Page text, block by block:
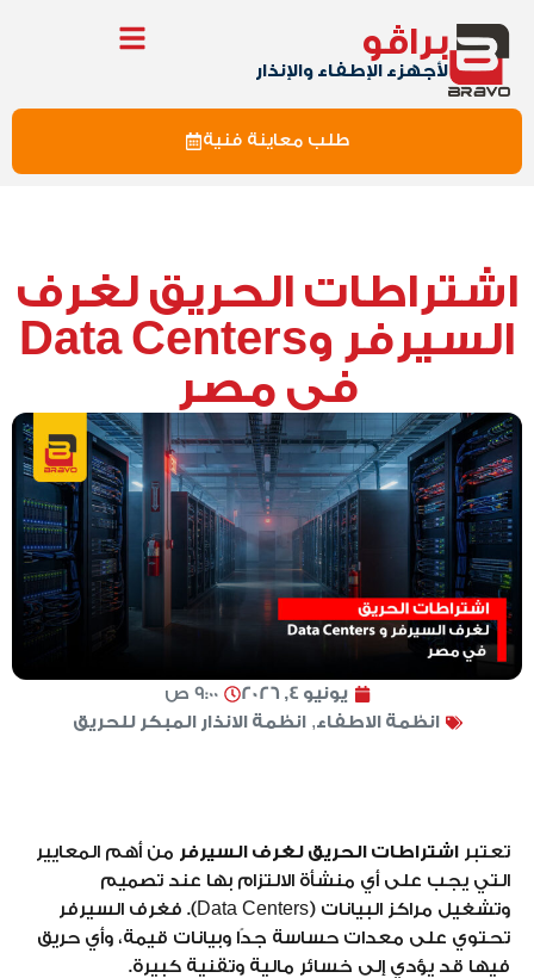
براڤو
لأجهزء الإطفاء والإنذار
طلب معاينة فنية
اشتراطات الحريق لغرف
السيرفر وData Centers
في مصر
يونيو 4, 2026
9:00 ص
انظمة الاطفاء,انظمة الانذار المبكر للحريق
تعتبر اشتراطات الحريق لغرف السيرفر من أهم المعايير
التي يجب على أي منشأة الالتزام بها عند تصميم
وتشغيل مراكز البيانات (Data Centers). فغرف السيرفر
تحتوي على معدات حساسة جدًا وبيانات قيمة، وأي حريق
فيها قد يؤدي إلى خسائر مالية وتقنية كبيرة.